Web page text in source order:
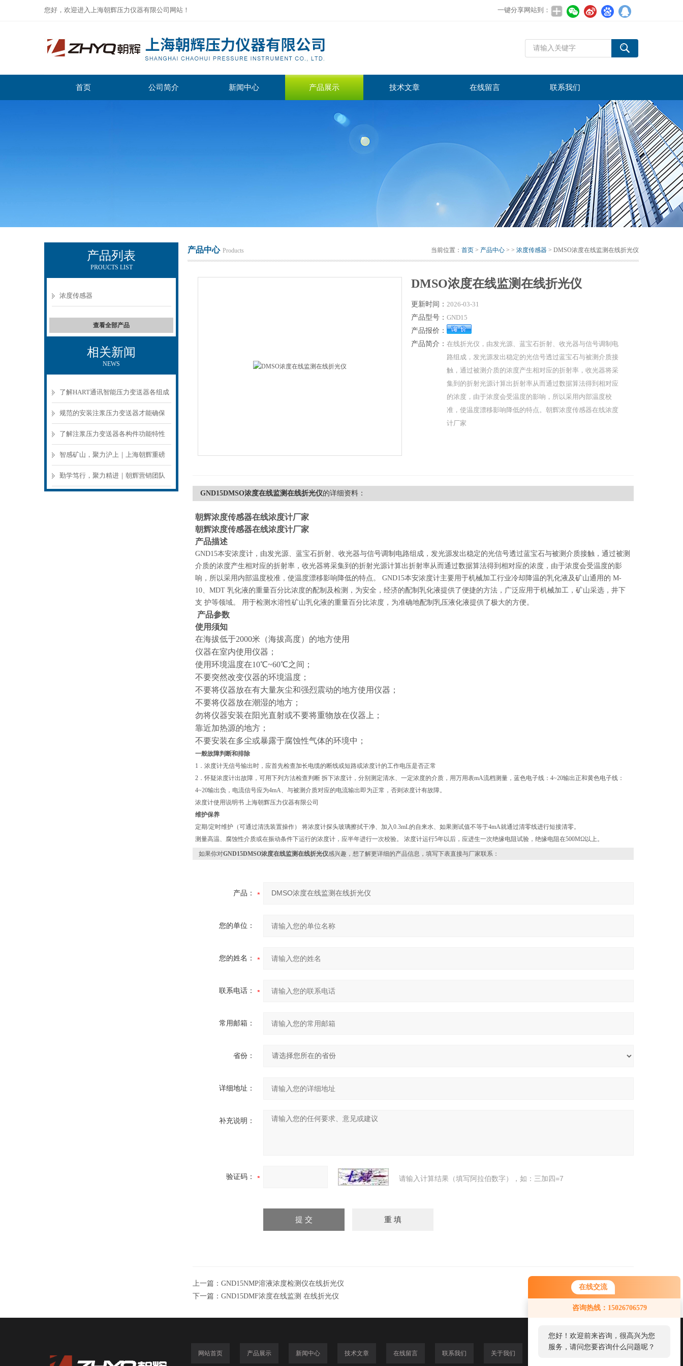
在线交流
咨询热线：15026706579
您好！欢迎前来咨询，很高兴为您
服务，请问您要咨询什么问题呢？
您好，欢迎进入上海朝辉压力仪器有限公司网站！ 一键分享网站到：
首页 公司简介 新闻中心 产品展示 技术文章 在线留言 联系我们
产品列表
PROUCTS LIST
浓度传感器
查看全部产品
相关新闻
NEWS
了解HART通讯智能压力变送器各组成
部件功能特点可有效保障压力采集稳
定
规范的安装注浆压力变送器才能确保
数据准确可靠
了解注浆压力变送器各构件功能特性
确保施工参数贴合工程标准
智感矿山，聚力沪上｜上海朝辉重磅
亮相 2026 上海世界煤炭工业博览会，
勤学笃行，聚力精进｜朝辉营销团队
产品中心 Products 当前位置： 首页 > 产品中心 > > 浓度传感器 > DMSO浓度在线监测在线折光仪
DMSO浓度在线监测在线折光仪
更新时间： 2026-03-31
产品型号： GND15
产品报价：
产品简介： 在线折光仪，由发光源、蓝宝石折射、收光器与信号调制电
路组成，发光源发出稳定的光信号透过蓝宝石与被测介质接
触，通过被测介质的浓度产生相对应的折射率，收光器将采
集到的折射光源计算出折射率从而通过数据算法得到相对应
的浓度，由于浓度会受温度的影响，所以采用内部温度校
准，使温度漂移影响降低的特点。朝辉浓度传感器在线浓度
计厂家
GND15DMSO浓度在线监测在线折光仪的详细资料：
朝辉浓度传感器在线浓度计厂家
朝辉浓度传感器在线浓度计厂家
产品描述
GND15本安浓度计，由发光源、蓝宝石折射、收光器与信号调制电路组成，发光源发出稳定的光信号透过蓝宝石与被测介质接触，通过被测
介质的浓度产生相对应的折射率，收光器将采集到的折射光源计算出折射率从而通过数据算法得到相对应的浓度，由于浓度会受温度的影
响，所以采用内部温度校准，使温度漂移影响降低的特点。 GND15本安浓度计主要用于机械加工行业冷却降温的乳化液及矿山通用的 M-
10、MDT 乳化液的重量百分比浓度的配制及检测，为安全，经济的配制乳化液提供了便捷的方法，广泛应用于机械加工，矿山采选，井下
支 护等领域。 用于检测水溶性矿山乳化液的重量百分比浓度，为准确地配制乳压液化液提供了极大的方便。
产品参数
使用须知
在海拔低于2000米（海拔高度）的地方使用
仪器在室内使用仪器；
使用环境温度在10℃~60℃之间；
不要突然改变仪器的环境温度；
不要将仪器放在有大量灰尘和强烈震动的地方使用仪器；
不要将仪器放在潮湿的地方；
勿将仪器安装在阳光直射或不要将重物放在仪器上；
靠近加热源的地方；
不要安装在多尘或暴露于腐蚀性气体的环境中；
一般故障判断和排除
1．浓度计无信号输出时，应首先检查加长电缆的断线或短路或浓度计的工作电压是否正常
2．怀疑浓度计出故障，可用下列方法检查判断 拆下浓度计，分别测定清水、一定浓度的介质，用万用表mA流档测量，蓝色电子线：4~20输出正和黄色电子线：
4~20输出负，电流信号应为4mA、与被测介质对应的电流输出即为正常，否则浓度计有故障。
浓度计使用说明书 上海朝辉压力仪器有限公司
维护保养
定期/定时维护（可通过清洗装置操作） 将浓度计探头玻璃擦拭干净、加入0.3mL的自来水、如果测试值不等于4mA就通过清零线进行短接清零。
测量高温、腐蚀性介质或在振动条件下运行的浓度计，应半年进行一次校验。 浓度计运行5年以后，应进生一次绝缘电阻试验，绝缘电阻在500MΩ以上。
如果你对GND15DMSO浓度在线监测在线折光仪感兴趣，想了解更详细的产品信息，填写下表直接与厂家联系：
产品：
您的单位：
您的姓名：
联系电话：
常用邮箱：
省份：
详细地址：
补充说明：
验证码： 请输入计算结果（填写阿拉伯数字），如：三加四=7
上一篇： GND15NMP溶液浓度检测仪在线折光仪
下一篇： GND15DMF浓度在线监测 在线折光仪
网站首页 产品展示 新闻中心 技术文章 在线留言 联系我们 关于我们